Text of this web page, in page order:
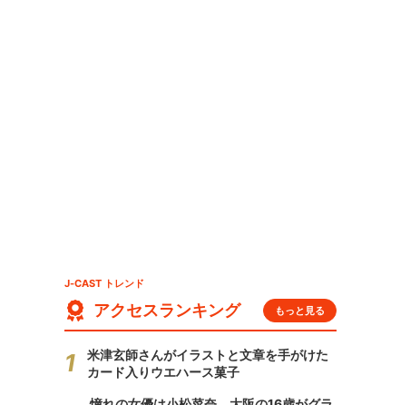
J-CAST トレンド
アクセスランキング もっと見る
米津玄師さんがイラストと文章を手がけた
カード入りウエハース菓子